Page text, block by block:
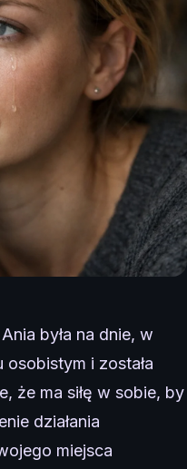
była na dnie, w
osobistym i została
że ma siłę w sobie, by
działania
miejsca